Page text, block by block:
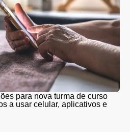
para nova turma de curso
a usar celular, aplicativos e